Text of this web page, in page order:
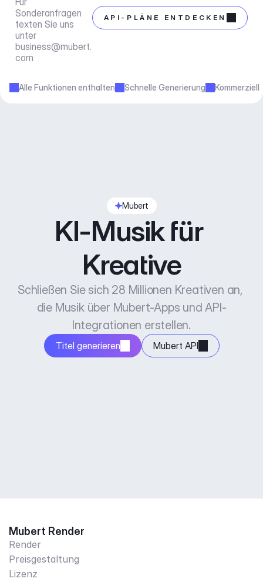
Sonderanfragen
texten Sie uns
business@mubert.
com
API-PLÄNE ENTDECKEN
Alle Funktionen enthalten Schnelle Generierung
Mubert
KI-Musik für
Kreative
Schließen Sie sich 28 Millionen Kreativen an,
die Musik über Mubert-Apps und API-
Integrationen erstellen.
Titel generieren Mubert API
Mubert Render
Render
Preisgestaltung
Lizenz